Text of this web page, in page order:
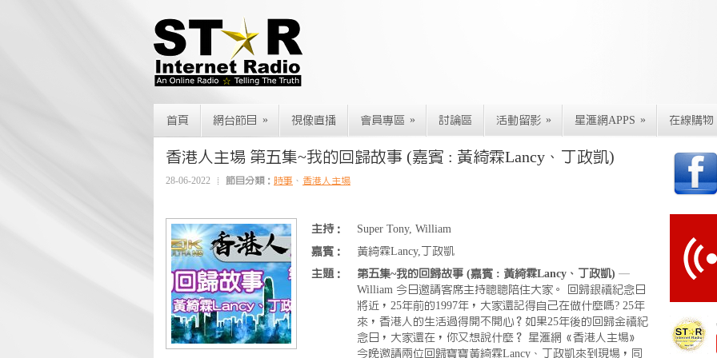
首頁 網台節目 » 視像直播 會員專區 » 討論區 活動留影 » 星滙網APPS » 在線購物
香港人主場 第五集~我的回歸故事 (嘉賓 : 黃綺霖Lancy、丁政凱)
28-06-2022 節目分類： 時事 、 香港人主場
主持：
Super Tony, William
嘉賓：
黃綺霖Lancy,丁政凱
主題：
第五集~我的回歸故事 (嘉賓 : 黃綺霖Lancy、丁政凱) —
William 今日邀請客席主持聰聰陪住大家。 回歸銀禧紀念日
將近，25年前的1997年，大家還記得自己在做什麼嗎? 25年
來，香港人的生活過得開不開心？如果25年後的回歸金禧紀
念日，大家還在，你又想說什麼？ 星滙網《香港人主場》
今晚邀請兩位回歸寶寶黃綺霖Lancy、丁政凱來到現場，同